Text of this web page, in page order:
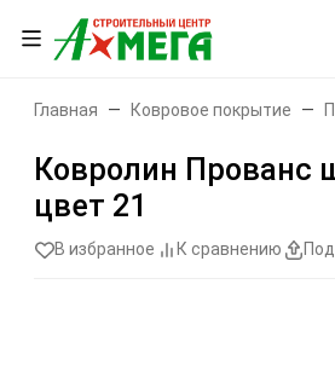
Главная Ковровое покрытие
Ковролин Прованс
цвет 21
В избранное К сравнению